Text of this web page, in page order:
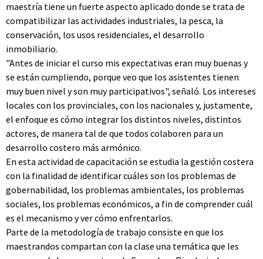
maestría tiene un fuerte aspecto aplicado donde se trata de
compatibilizar las actividades industriales, la pesca, la
conservación, los usos residenciales, el desarrollo
inmobiliario.
"Antes de iniciar el curso mis expectativas eran muy buenas y
se están cumpliendo, porque veo que los asistentes tienen
muy buen nivel y son muy participativos", señaló. Los intereses
locales con los provinciales, con los nacionales y, justamente,
el enfoque es cómo integrar los distintos niveles, distintos
actores, de manera tal de que todos colaboren para un
desarrollo costero más armónico.
En esta actividad de capacitación se estudia la gestión costera
con la finalidad de identificar cuáles son los problemas de
gobernabilidad, los problemas ambientales, los problemas
sociales, los problemas económicos, a fin de comprender cuál
es el mecanismo y ver cómo enfrentarlos.
Parte de la metodología de trabajo consiste en que los
maestrandos compartan con la clase una temática que les